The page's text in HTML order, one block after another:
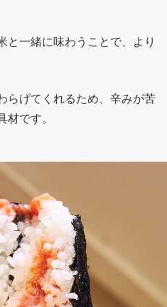
と一緒に味わうことで、より
らげてくれるため、辛みが苦
です。